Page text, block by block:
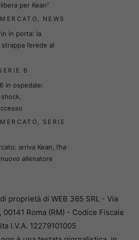
libera per Kean”
NEWS
in porta: la
l’erede al
B
in ospedale:
SERIE
arriva Kean, l’ha
allenatore
proprietà di WEB 365 SRL - Via
00141 Roma (RM) - Codice Fiscale
I.V.A. 12279101005